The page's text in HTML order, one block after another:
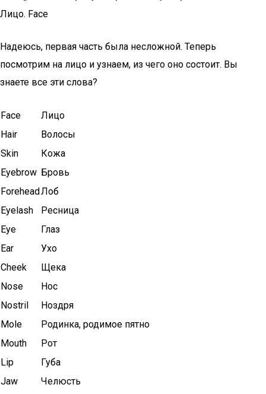
Лицо. Face
Надеюсь, первая часть была несложной. Теперь
посмотрим на лицо и узнаем, из чего оно состоит. Вы
знаете все эти слова?
Face
Лицо
Hair
Волосы
Skin
Кожа
Eyebrow Бровь
ForeheadЛоб
Eyelash
Ресница
Eye
Глаз
Ear
Ухо
Cheek
Щека
Nose
Нос
Nostril
Ноздря
Mole
Родинка, родимое пятно
Mouth
Рот
Lip
Губа
Jaw
Челюсть